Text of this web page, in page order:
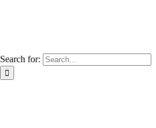
Search for: